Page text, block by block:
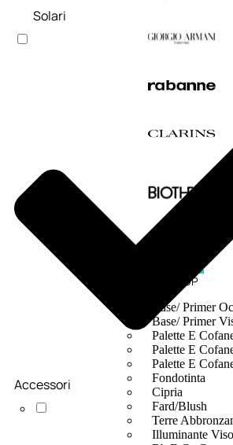
MAKE UP
Base/ Primer
Base/ Primer
Palette E
Palette E
Palette E
Fondotinta
Cipria
Fard/Blush
Terre
Illuminante Viso
Solari
Accessori